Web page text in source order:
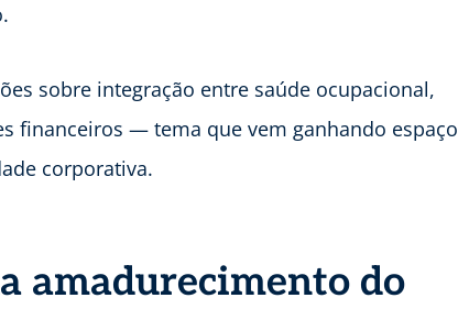
sobre integração entre saúde ocupacional,
financeiros — tema que vem ganhando espaço
corporativa.
amadurecimento do